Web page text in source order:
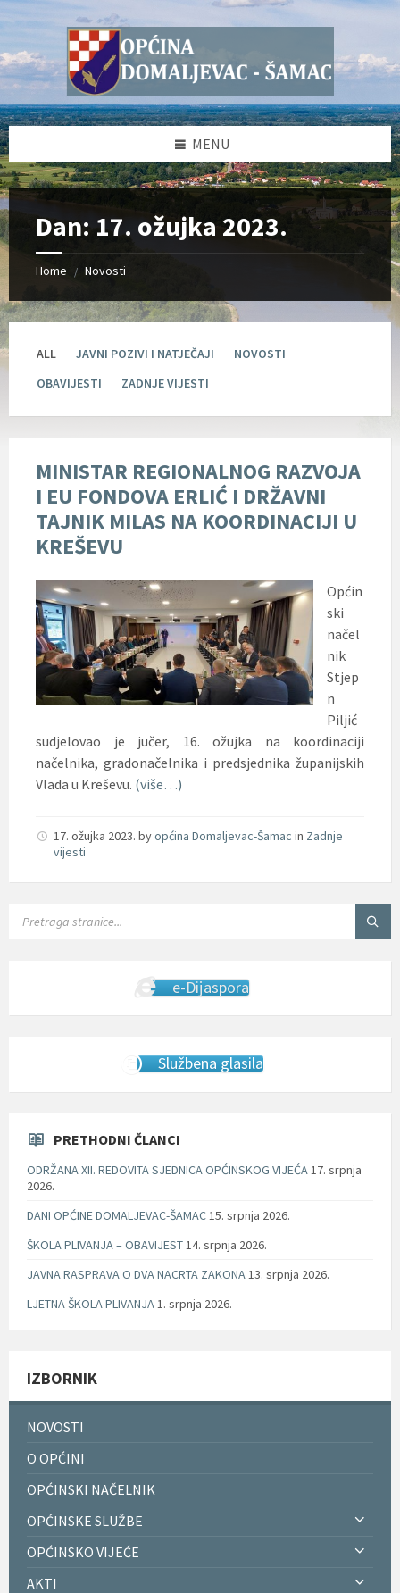
Skip
to
Skip
to
sidebar
Skip
to
sidebar
Skip
to
MENU
Dan: 17. ožujka 2023.
Home / Novosti
ALL JAVNI POZIVI I NATJEČAJI
NOVOSTI
OBAVIJESTI
ZADNJE VIJESTI
MINISTAR REGIONALNOG RAZVOJA
I EU FONDOVA ERLIĆ I DRŽAVNI
TAJNIK MILAS NA KOORDINACIJI U
KREŠEVU
Općin
ski
načel
nik
Stjep
n
Piljić
sudjelovao je jučer, 16. ožujka na koordinaciji
načelnika, gradonačelnika i predsjednika županijskih
Vlada u Kreševu. (više…)
17. ožujka 2023. byopćina Domaljevac-Šamac in Zadnje
vijesti
e-Dijaspora
Službena glasila
PRETHODNI ČLANCI
ODRŽANA XII. REDOVITA SJEDNICA OPĆINSKOG VIJEĆA17. srpnja
2026.
DANI OPĆINE DOMALJEVAC-ŠAMAC15. srpnja 2026.
ŠKOLA PLIVANJA – OBAVIJEST14. srpnja 2026.
JAVNA RASPRAVA O DVA NACRTA ZAKONA13. srpnja 2026.
LJETNA ŠKOLA PLIVANJA1. srpnja 2026.
IZBORNIK
NOVOSTI
O OPĆINI
OPĆINSKI NAČELNIK
OPĆINSKE SLUŽBE
OPĆINSKO VIJEĆE
AKTI